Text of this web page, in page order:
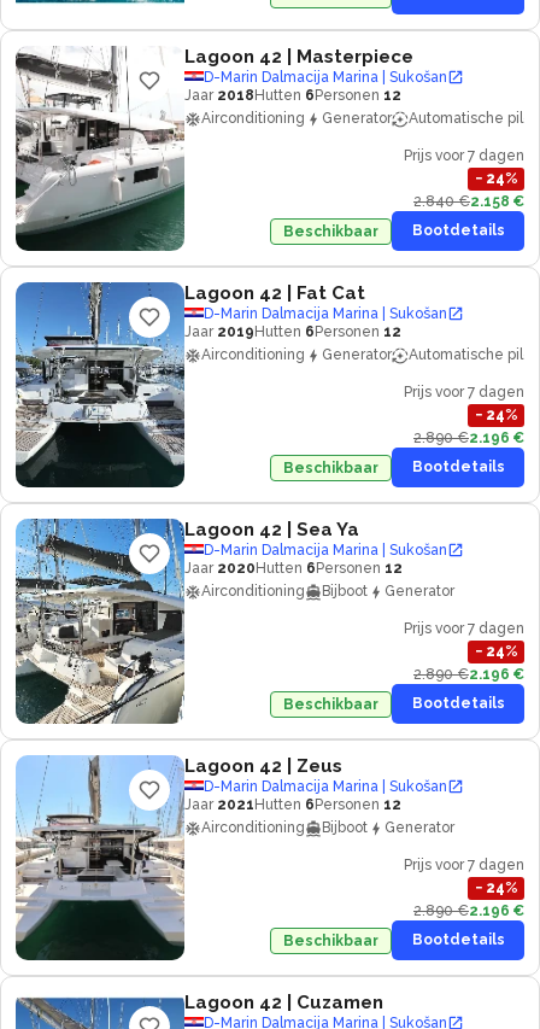
Lagoon 42 | Masterpiece
D-Marin Dalmacija Marina | Sukošan
Jaar 2018 Hutten 6 Personen 12
Airconditioning
Generator Automatische
Prijs voor 7 dagen
− 24%
2.840 €2.158 €
Beschikbaar
Bootdetails
Lagoon 42 | Fat Cat
D-Marin Dalmacija Marina | Sukošan
Jaar 2019 Hutten 6 Personen 12
Airconditioning
Generator Automatische
Prijs voor 7 dagen
− 24%
2.890 €2.196 €
Beschikbaar
Bootdetails
Lagoon 42 | Sea Ya
D-Marin Dalmacija Marina | Sukošan
Jaar 2020 Hutten 6 Personen 12
Airconditioning
Bijboot Generator
Prijs voor 7 dagen
− 24%
2.890 €2.196 €
Beschikbaar
Bootdetails
Lagoon 42 | Zeus
D-Marin Dalmacija Marina | Sukošan
Jaar 2021 Hutten 6 Personen 12
Airconditioning
Bijboot Generator
Prijs voor 7 dagen
− 24%
2.890 €2.196 €
Beschikbaar
Bootdetails
Lagoon 42 | Cuzamen
D-Marin Dalmacija Marina | Sukošan